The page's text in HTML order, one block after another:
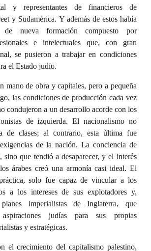
y representantes de financieros de
y Sudamérica. Y además de estos había
de nueva formación compuesto por
e intelectuales que, con gran
se pusieron a trabajar en condiciones
el Estado judío.
mano de obra y capitales, pero a pequeña
las condiciones de producción cada vez
condujeron a un desarrollo acorde con los
de izquierda. El nacionalismo no
de clases; al contrario, esta última fue
de la nación. La conciencia de
sino que tendió a desaparecer, y el interés
árabes creó una armonía casi ideal. El
solo fue capaz de vincular a los
a los intereses de sus explotadores y,
imperialistas de Inglaterra, que
judías para sus propias
y estratégicas.
el crecimiento del capitalismo palestino,